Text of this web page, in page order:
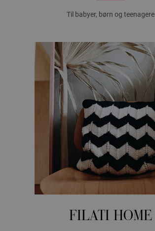
Til babyer, børn og teenagere
FILATI HOME